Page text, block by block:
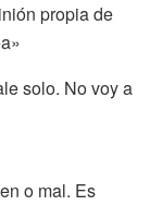
propia de
solo. No voy a
o mal. Es